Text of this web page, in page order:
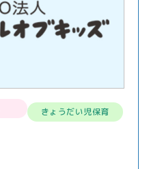
きょうだい児保育